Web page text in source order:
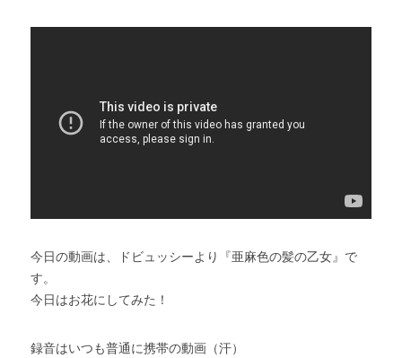
今日の動画は、ドビュッシーより『亜麻色の髪の乙女』で
す。
今日はお花にしてみた！
録音はいつも普通に携帯の動画（汗）